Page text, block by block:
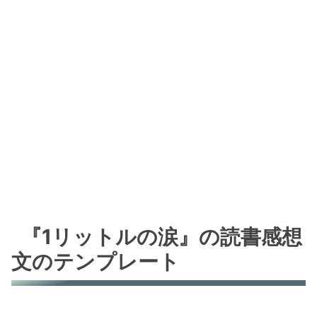
『1リットルの涙』の読書感想
文のテンプレート